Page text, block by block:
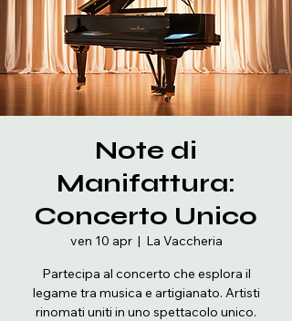
Note di
Manifattura:
Concerto Unico
ven 10 apr
  |
La Vaccheria
Partecipa al concerto che esplora il
legame tra musica e artigianato. Artisti
rinomati uniti in uno spettacolo unico.